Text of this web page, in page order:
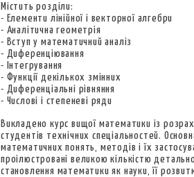
Містить розділи:
- Елементи лінійної і векторної алгебри
- Аналітична геометрія
- Вступ у математичний аналіз
- Диференціювання
- Інтегрування
- Функції декількох змінних
- Диференціальні рівняння
- Числові і степеневі ряди
Викладено курс вищої математики із
студентів технічних спеціальностей.
математичних понять, методів і їх
проілюстровані великою кількістю
становлення математики як науки, її